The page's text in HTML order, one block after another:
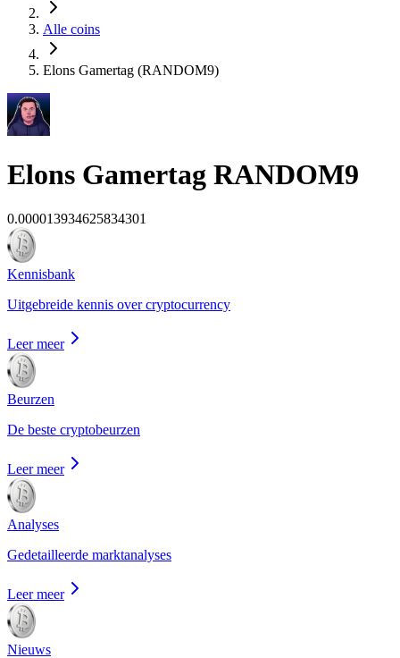
Alle coins
Elons Gamertag (RANDOM9)
Elons Gamertag RANDOM9
0.000013934625834301
Kennisbank
Uitgebreide kennis over cryptocurrency
Leer meer
Beurzen
De beste cryptobeurzen
Leer meer
Analyses
Gedetailleerde marktanalyses
Leer meer
Nieuws